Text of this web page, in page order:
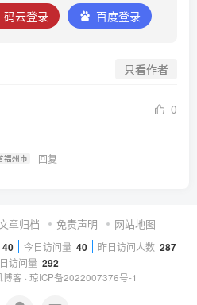
码云登录 百度登录
只看作者
0
福州市 回复
章归档 免责声明 网站地图
40 今日访问量 40 昨日访问人数 287
访问量 292
博客 · 琼ICP备2022007376号-1